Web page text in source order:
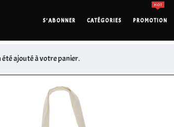
S’ABONNER CATÉGORIES PROMOTION
HOT
été ajouté à votre panier.